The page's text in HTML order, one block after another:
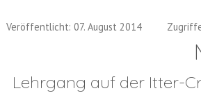
Veröffentlicht: 07. August 2014
Lehrgang auf der Itter-